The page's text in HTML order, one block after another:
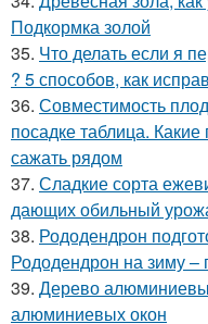
Подкормка золой
35. Что делать если я
? 5 способов, как
36. Совместимость
посадке таблица.
сажать рядом
37. Сладкие сорта
дающих обильный
38. Рододендрон
Рододендрон на зиму –
39. Дерево
алюминиевых окон